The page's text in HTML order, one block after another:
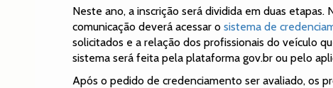
Neste ano, a inscrição será dividida em duas
comunicação deverá acessar o sistema de
solicitados e a relação dos profissionais do veículo
sistema será feita pela plataforma gov.br ou pelo
Após o pedido de credenciamento ser avaliado, os